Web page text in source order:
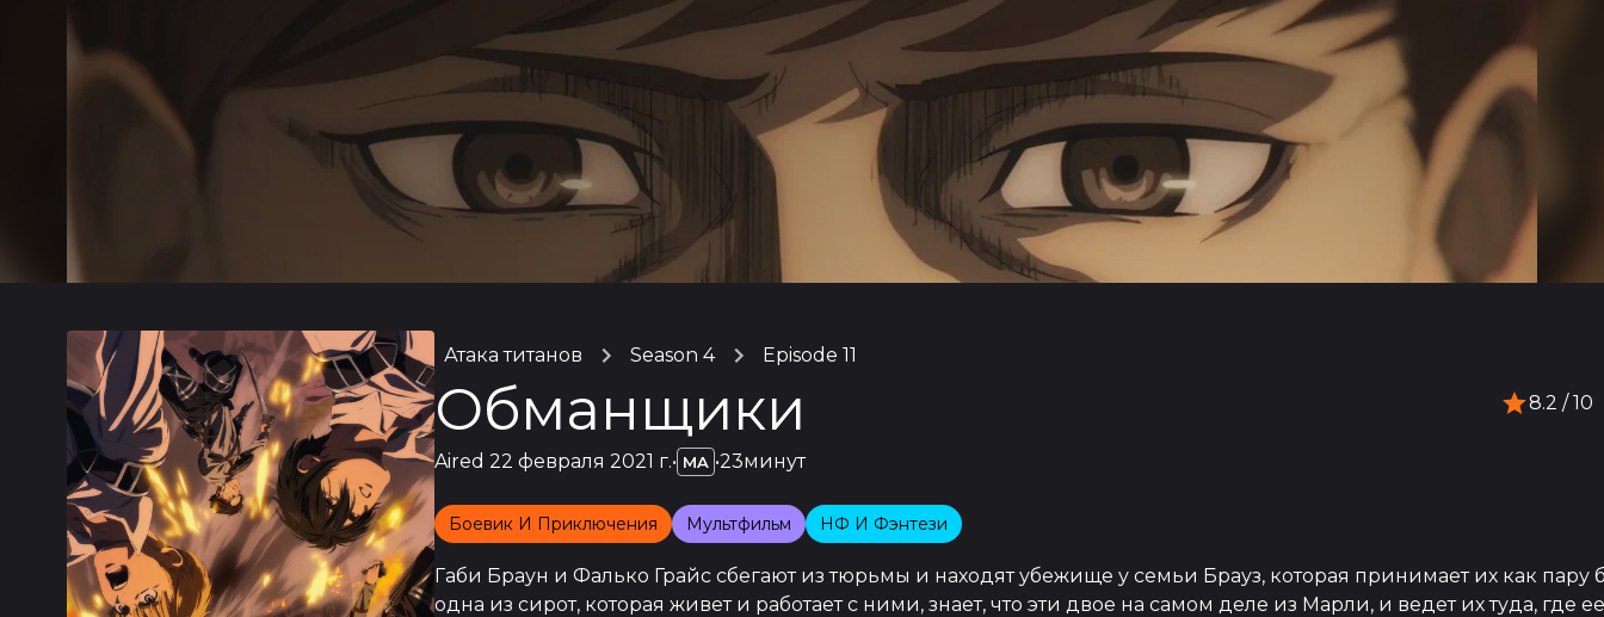
Атака титанов Season 4 Episode 11
Обманщики
Aired 22 февраля 2021 г.• MA •23минут
8.2 / 10
Боевик И Приключения Мультфильм НФ И Фэнтези
Габи Браун и Фалько Грайс сбегают из тюрьмы и находят убежище у семьи Брауз, которая принимает их как пару
одна из сирот, которая живет и работает с ними, знает, что эти двое на самом деле из Марли, и ведет их туда, где